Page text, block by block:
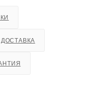
ДОСТАВКА